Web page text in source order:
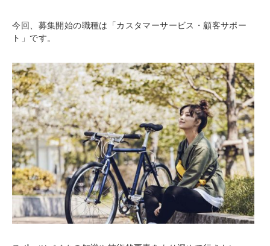
今回、募集開始の職種は「カスタマーサービス・顧客サポー
ト」です。